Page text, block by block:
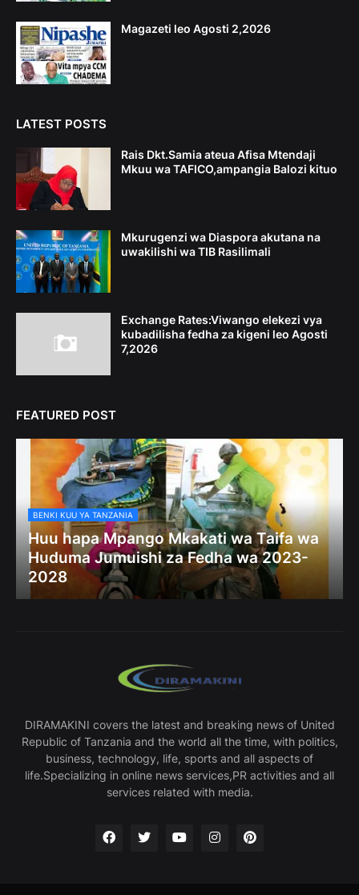
Magazeti leo Agosti 2,2026
LATEST POSTS
Rais Dkt.Samia ateua Afisa Mtendaji
Mkuu wa TAFICO,ampangia Balozi kituo
Mkurugenzi wa Diaspora akutana na
uwakilishi wa TIB Rasilimali
Exchange Rates:Viwango elekezi vya
kubadilisha fedha za kigeni leo Agosti
7,2026
FEATURED POST
BENKI KUU YA TANZANIA
Huu hapa Mpango Mkakati wa Taifa wa
Huduma Jumuishi za Fedha wa 2023-
2028
DIRAMAKINI covers the latest and breaking news of United
Republic of Tanzania and the world all the time, with politics,
business, technology, life, sports and all aspects of
life.Specializing in online news services,PR activities and all
services related with media.